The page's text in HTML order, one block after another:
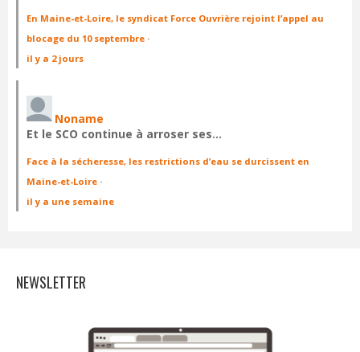
En Maine-et-Loire, le syndicat Force Ouvrière rejoint l’appel au
blocage du 10 septembre ·
il y a 2 jours
Noname
Et le SCO continue à arroser ses…
Face à la sécheresse, les restrictions d’eau se durcissent en
Maine-et-Loire ·
il y a une semaine
NEWSLETTER